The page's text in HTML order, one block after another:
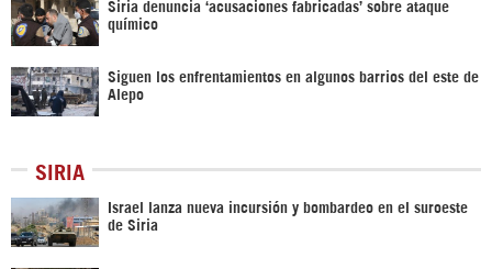
Siria denuncia ‘acusaciones fabricadas’ sobre ataque
químico
Siguen los enfrentamientos en algunos barrios del este de
Alepo
SIRIA
Israel lanza nueva incursión y bombardeo en el suroeste
de Siria